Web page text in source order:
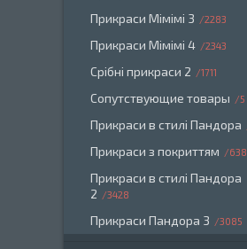
Прикраси Мімімі 3 2283
Прикраси Мімімі 4 2343
Срібні прикраси 2 1711
Сопутствующие товары 5
Прикраси в стилі Пандора
Прикраси з покриттям 638
Прикраси в стилі Пандора
2
3428
Прикраси Пандора 3 3085